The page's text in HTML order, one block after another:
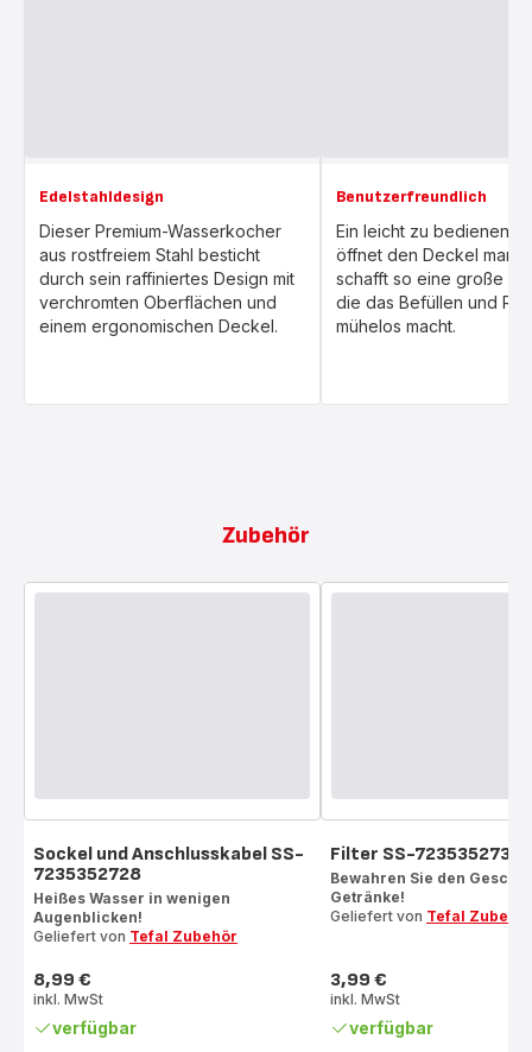
Edelstahldesign
Dieser Premium-Wasserkocher
aus rostfreiem Stahl besticht
durch sein raffiniertes Design mit
verchromten Oberflächen und
einem ergonomischen Deckel.
Benutzerfreundlich
Ein leicht zu
öffnet den Deckel
schafft so eine große
die das Befüllen und
mühelos macht.
Zubehör
Sockel und Anschlusskabel SS-
7235352728
Heißes Wasser in wenigen
Augenblicken!
Geliefert von Tefal Zubehör
Preis
8,99 €
inkl. MwSt
verfügbar
Filter SS-7235352730
Bewahren Sie den
Getränke!
Geliefert von Tefal
Preis
3,99 €
inkl. MwSt
verfügbar